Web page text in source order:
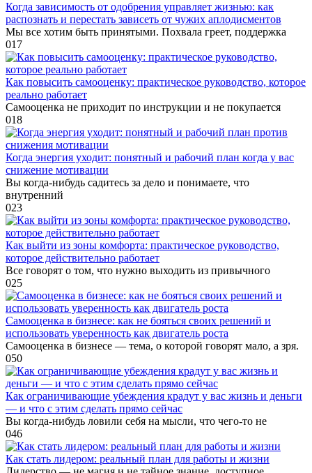
Когда зависимость от одобрения управляет жизнью: как
распознать и перестать зависеть от чужих аплодисментов
Мы все хотим быть принятыми. Похвала греет, поддержка
017
Как повысить самооценку: практическое руководство, которое
реально работает
Самооценка не приходит по инструкции и не покупается
018
Когда энергия уходит: понятный и рабочий план когда у вас
снижение мотивации
Вы когда-нибудь садитесь за дело и понимаете, что
внутренний
023
Как выйти из зоны комфорта: практическое руководство,
которое действительно работает
Все говорят о том, что нужно выходить из привычного
025
Самооценка в бизнесе: как не бояться своих решений и
использовать уверенность как двигатель роста
Самооценка в бизнесе — тема, о которой говорят мало, а зря.
050
Как ограничивающие убеждения крадут у вас жизнь и деньги
— и что с этим сделать прямо сейчас
Вы когда-нибудь ловили себя на мысли, что чего-то не
046
Как стать лидером: реальный план для работы и жизни